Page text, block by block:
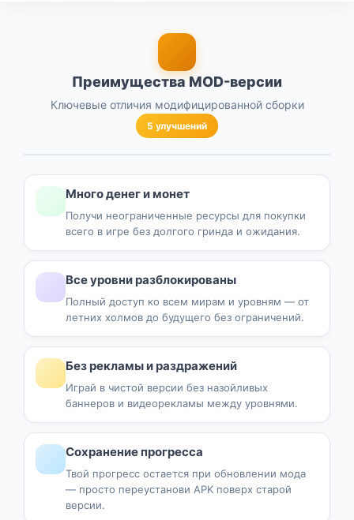
Преимущества MOD-версии
Ключевые отличия модифицированной сборки
5 улучшений
Много денег и монет
Получи неограниченные ресурсы для покупки
всего в игре без долгого гринда и ожидания.
Все уровни разблокированы
Полный доступ ко всем мирам и уровням — от
летних холмов до будущего без ограничений.
Без рекламы и раздражений
Играй в чистой версии без назойливых
баннеров и видеорекламы между уровнями.
Сохранение прогресса
Твой прогресс остается при обновлении мода
— просто переустанови APK поверх старой
версии.